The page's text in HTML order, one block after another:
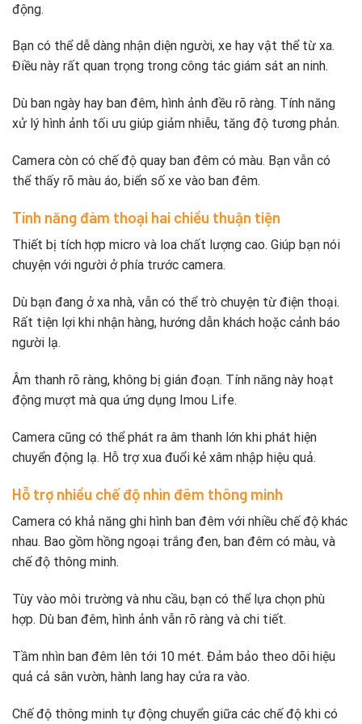
động.
Bạn có thể dễ dàng nhận diện người, xe hay vật thể từ xa.
Điều này rất quan trọng trong công tác giám sát an ninh.
Dù ban ngày hay ban đêm, hình ảnh đều rõ ràng. Tính năng
xử lý hình ảnh tối ưu giúp giảm nhiễu, tăng độ tương phản.
Camera còn có chế độ quay ban đêm có màu. Bạn vẫn có
thể thấy rõ màu áo, biển số xe vào ban đêm.
Tính năng đàm thoại hai chiều thuận tiện
Thiết bị tích hợp micro và loa chất lượng cao. Giúp bạn nói
chuyện với người ở phía trước camera.
Dù bạn đang ở xa nhà, vẫn có thể trò chuyện từ điện thoại.
Rất tiện lợi khi nhận hàng, hướng dẫn khách hoặc cảnh báo
người lạ.
Âm thanh rõ ràng, không bị gián đoạn. Tính năng này hoạt
động mượt mà qua ứng dụng Imou Life.
Camera cũng có thể phát ra âm thanh lớn khi phát hiện
chuyển động lạ. Hỗ trợ xua đuổi kẻ xâm nhập hiệu quả.
Hỗ trợ nhiều chế độ nhìn đêm thông minh
Camera có khả năng ghi hình ban đêm với nhiều chế độ khác
nhau. Bao gồm hồng ngoại trắng đen, ban đêm có màu, và
chế độ thông minh.
Tùy vào môi trường và nhu cầu, bạn có thể lựa chọn phù
hợp. Dù ban đêm, hình ảnh vẫn rõ ràng và chi tiết.
Tầm nhìn ban đêm lên tới 10 mét. Đảm bảo theo dõi hiệu
quả cả sân vườn, hành lang hay cửa ra vào.
Chế độ thông minh tự động chuyển giữa các chế độ khi có